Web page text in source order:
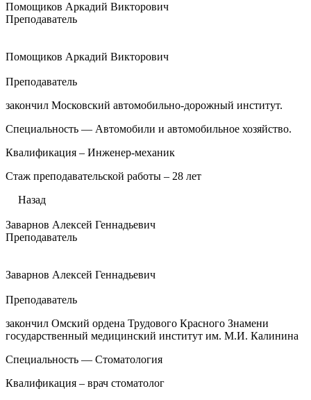
Помощиков Аркадий Викторович
Преподаватель
Помощиков Аркадий Викторович
Преподаватель
закончил Московский автомобильно-дорожный институт.
Специальность — Автомобили и автомобильное хозяйство.
Квалификация – Инженер-механик
Стаж преподавательской работы – 28 лет
Назад
Заварнов Алексей Геннадьевич
Преподаватель
Заварнов Алексей Геннадьевич
Преподаватель
закончил Омский ордена Трудового Красного Знамени
государственный медицинский институт им. М.И. Калинина
Специальность — Стоматология
Квалификация – врач стоматолог